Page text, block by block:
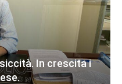
In crescita i